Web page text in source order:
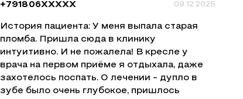
+791806XXXXX 09.12.2025
История пациента: У меня выпала старая
пломба. Пришла сюда в клинику
интуитивно. И не пожалела! В кресле у
врача на первом приёме я отдыхала, даже
захотелось поспать. О лечении - дупло в
зубе было очень глубокое, пришлось